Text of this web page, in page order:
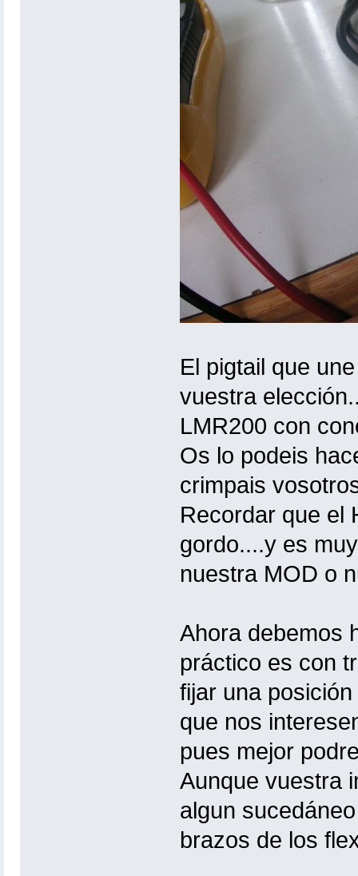
El pigtail que
vuestra
LMR200 con
Os lo podeis
crimpais
Recordar que el
gordo....y es
nuestra MOD o
Ahora debemos
práctico es con
fijar una
que nos
pues mejor
Aunque vuestra
algun
brazos de los